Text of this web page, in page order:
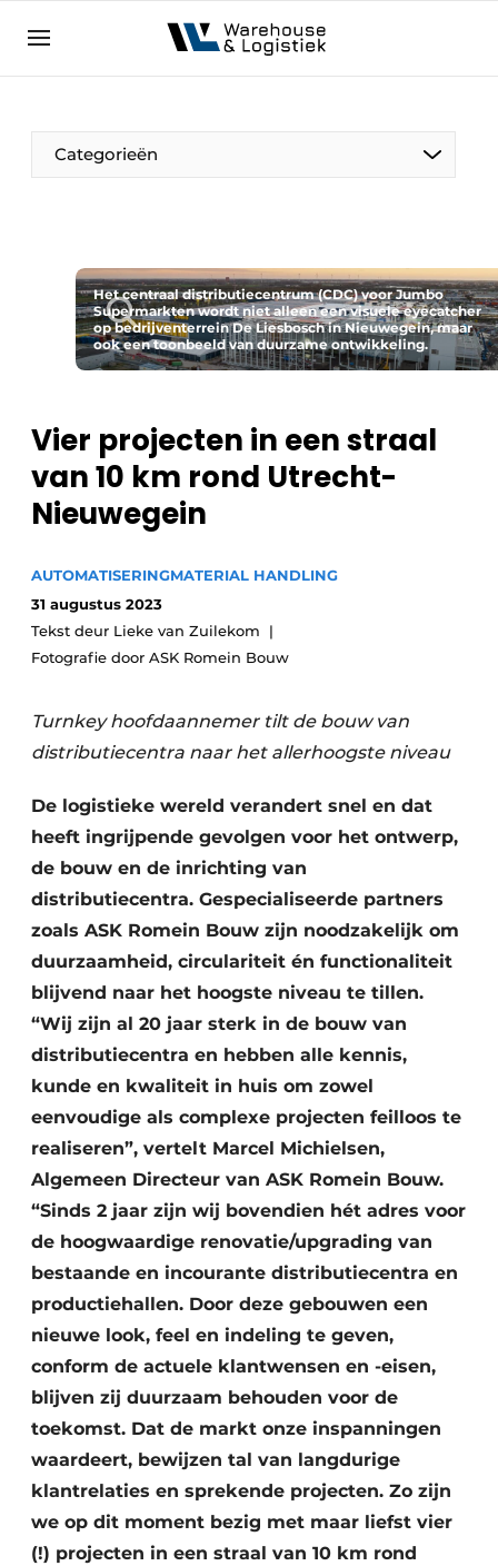
NL EN
Categorieën
Het centraal distributiecentrum (CDC) voor Jumbo
Supermarkten wordt niet alleen een visuele eyecatcher
op bedrijventerrein De Liesbosch in Nieuwegein, maar
ook een toonbeeld van duurzame ontwikkeling.
Vier projecten in een straal
van 10 km rond Utrecht-
Nieuwegein
AUTOMATISERINGMATERIAL HANDLING
31 augustus 2023
Tekst deur Lieke van Zuilekom
Fotografie door ASK Romein Bouw
Turnkey hoofdaannemer tilt de bouw van
distributiecentra naar het allerhoogste niveau
De logistieke wereld verandert snel en dat
heeft ingrijpende gevolgen voor het ontwerp,
de bouw en de inrichting van
distributiecentra. Gespecialiseerde partners
zoals ASK Romein Bouw zijn noodzakelijk om
duurzaamheid, circulariteit én functionaliteit
blijvend naar het hoogste niveau te tillen.
“Wij zijn al 20 jaar sterk in de bouw van
distributiecentra en hebben alle kennis,
kunde en kwaliteit in huis om zowel
eenvoudige als complexe projecten feilloos te
realiseren”, vertelt Marcel Michielsen,
Algemeen Directeur van ASK Romein Bouw.
“Sinds 2 jaar zijn wij bovendien hét adres voor
de hoogwaardige renovatie/upgrading van
bestaande en incourante distributiecentra en
productiehallen. Door deze gebouwen een
nieuwe look, feel en indeling te geven,
conform de actuele klantwensen en -eisen,
blijven zij duurzaam behouden voor de
toekomst. Dat de markt onze inspanningen
waardeert, bewijzen tal van langdurige
klantrelaties en sprekende projecten. Zo zijn
we op dit moment bezig met maar liefst vier
(!) projecten in een straal van 10 km rond